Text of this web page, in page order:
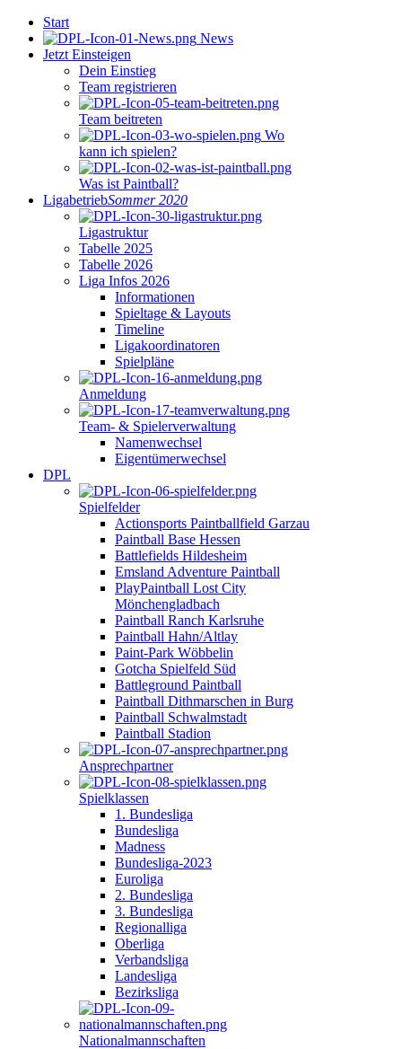
Start
News
Jetzt Einsteigen
Dein Einstieg
Team registrieren
Team beitreten
Wo
kann ich spielen?
Was ist Paintball?
LigabetriebSommer 2020
Ligastruktur
Tabelle 2025
Tabelle 2026
Liga Infos 2026
Informationen
Spieltage & Layouts
Timeline
Ligakoordinatoren
Spielpläne
Anmeldung
Team- & Spielerverwaltung
Namenwechsel
Eigentümerwechsel
DPL
Spielfelder
Actionsports Paintballfield Garzau
Paintball Base Hessen
Battlefields Hildesheim
Emsland Adventure Paintball
PlayPaintball Lost City
Mönchengladbach
Paintball Ranch Karlsruhe
Paintball Hahn/Altlay
Paint-Park Wöbbelin
Gotcha Spielfeld Süd
Battleground Paintball
Paintball Dithmarschen in Burg
Paintball Schwalmstadt
Paintball Stadion
Ansprechpartner
Spielklassen
1. Bundesliga
Bundesliga
Madness
Bundesliga-2023
Euroliga
2. Bundesliga
3. Bundesliga
Regionalliga
Oberliga
Verbandsliga
Landesliga
Bezirksliga
Nationalmannschaften